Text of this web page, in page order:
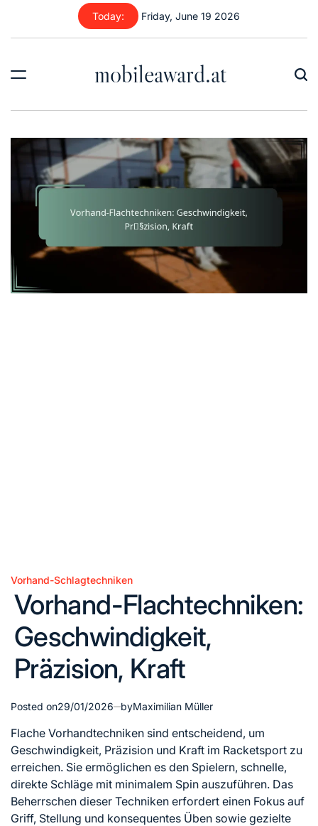
content
Today: Friday, June 19 2026
mobileaward.at
Posted
in
Vorhand-Schlagtechniken
Vorhand-Flachtechniken:
Geschwindigkeit,
Präzision, Kraft
Posted on29/01/2026 byMaximilian Müller
Flache Vorhandtechniken sind entscheidend, um
Geschwindigkeit, Präzision und Kraft im Racketsport zu
erreichen. Sie ermöglichen es den Spielern, schnelle,
direkte Schläge mit minimalem Spin auszuführen. Das
Beherrschen dieser Techniken erfordert einen Fokus auf
Griff, Stellung und konsequentes Üben sowie gezielte